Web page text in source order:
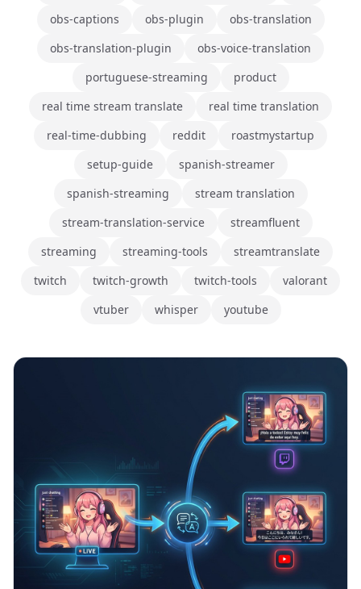
obs-captions
obs-plugin
obs-translation
obs-translation-plugin
obs-voice-translation
portuguese-streaming
product
real time stream translate
real time translation
real-time-dubbing
reddit
roastmystartup
setup-guide
spanish-streamer
spanish-streaming
stream translation
stream-translation-service
streamfluent
streaming
streaming-tools
streamtranslate
twitch
twitch-growth twitch-tools
valorant
vtuber
whisper youtube